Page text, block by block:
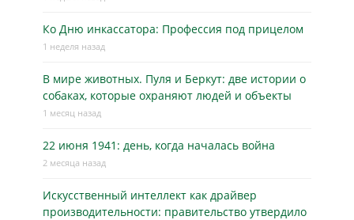
Ко Дню инкассатора: Профессия под прицелом
1 неделя назад
В мире животных. Пуля и Беркут: две истории о
собаках, которые охраняют людей и объекты
1 месяц назад
22 июня 1941: день, когда началась война
2 месяца назад
Искусственный интеллект как драйвер
производительности: правительство утвердило